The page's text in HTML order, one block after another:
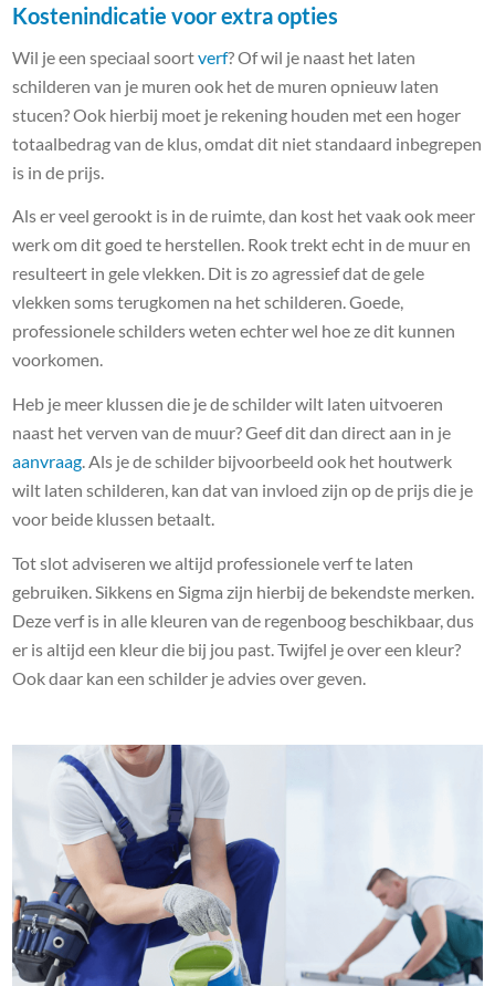
Kostenindicatie voor extra opties
Wil je een speciaal soortverf? Of wil je naast het laten
schilderen van je muren ook het de muren opnieuw laten
stucen? Ook hierbij moet je rekening houden met een hoger
totaalbedrag van de klus, omdat dit niet standaard inbegrepen
is in de prijs.
Als er veel gerookt is in de ruimte, dan kost het vaak ook meer
werk om dit goed te herstellen. Rook trekt echt in de muur en
resulteert in gele vlekken. Dit is zo agressief dat de gele
vlekken soms terugkomen na het schilderen. Goede,
professionele schilders weten echter wel hoe ze dit kunnen
voorkomen.
Heb je meer klussen die je de schilder wilt laten uitvoeren
naast het verven van de muur? Geef dit dan direct aan in je
aanvraag. Als je de schilder bijvoorbeeld ook het houtwerk
wilt laten schilderen, kan dat van invloed zijn op de prijs die je
voor beide klussen betaalt.
Tot slot adviseren we altijd professionele verf te laten
gebruiken. Sikkens en Sigma zijn hierbij de bekendste merken.
Deze verf is in alle kleuren van de regenboog beschikbaar, dus
er is altijd een kleur die bij jou past. Twijfel je over een kleur?
Ook daar kan een schilder je advies over geven.